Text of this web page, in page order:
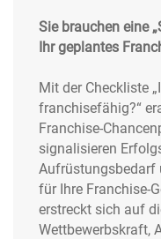
Sie brauchen eine
Ihr geplantes
Mit der Checkliste
franchisefähig?“
Franchise-
signalisieren
Aufrüstungsbedarf
für Ihre Franchise-
erstreckt sich auf
Wettbewerbskraft,